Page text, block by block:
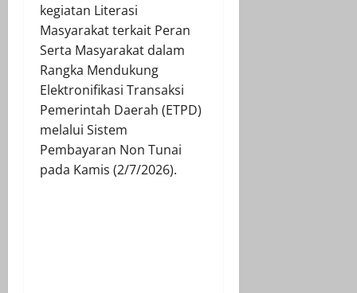
kegiatan Literasi
Masyarakat terkait Peran
Serta Masyarakat dalam
Rangka Mendukung
Elektronifikasi Transaksi
Pemerintah Daerah (ETPD)
melalui Sistem
Pembayaran Non Tunai
pada Kamis (2/7/2026).